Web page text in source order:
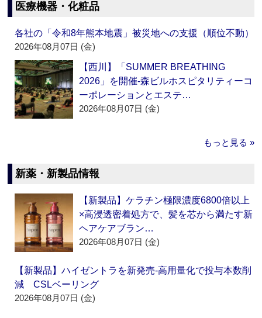
医療機器・化粧品
各社の「令和8年熊本地震」被災地への支援（順位不動）
2026年08月07日 (金)
【西川】「SUMMER BREATHING
2026」を開催‐森ビルホスピタリティーコ
ーポレーションとエステ…
2026年08月07日 (金)
もっと見る »
新薬・新製品情報
【新製品】ケラチン極限濃度6800倍以上
×高浸透密着処方で、髪を芯から満たす新
ヘアケアブラン…
2026年08月07日 (金)
【新製品】ハイゼントラを新発売‐高用量化で投与本数削
減 CSLベーリング
2026年08月07日 (金)